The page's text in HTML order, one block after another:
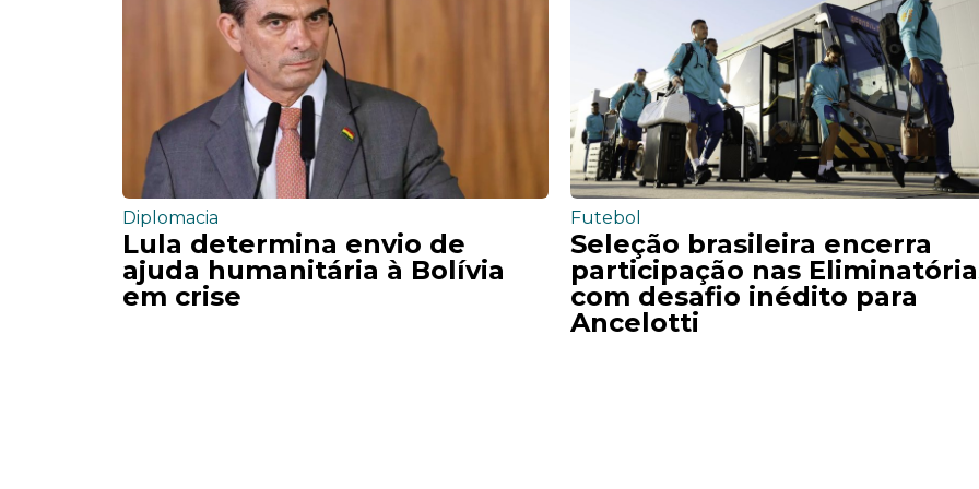
Diplomacia
Lula determina envio de
ajuda humanitária à Bolívia
em crise
Futebol
Seleção brasileira encerra
participação nas
com desafio inédito para
Ancelotti